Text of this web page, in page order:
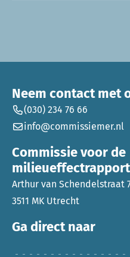
Ga direct naar
Neem contact met
(030) 234 76 66
info@commissiemer.nl
Commissie voor de
Arthur van Schendelstraat
3511 MK Utrecht